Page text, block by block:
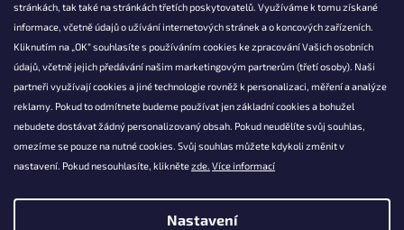
stránkách, tak také na stránkách třetích poskytovatelů. Využíváme k tomu získané
informace, včetně údajů o užívání internetových stránek a o koncových zařízeních.
Kliknutím na „OK“ souhlasíte s používáním cookies ke zpracování Vašich osobních
údajů, včetně jejich předávání našim marketingovým partnerům (třetí osoby). Naši
partneři využívají cookies a jiné technologie rovněž k personalizaci, měření a analýze
reklamy. Pokud to odmítnete budeme používat jen základní cookies a bohužel
nebudete dostávat žádný personalizovaný obsah. Pokud neudělíte svůj souhlas,
omezíme se pouze na nutné cookies. Svůj souhlas můžete kdykoli změnit v
nastavení. Pokud nesouhlasíte, kliknětezde. Více informací
Nastavení
info@falanzo.cz
Falanzo.cz
FalanzoCZ